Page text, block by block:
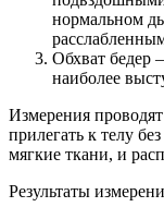
нормальном
Обхват бедер
наиболее
Измерения
прилегать к телу
мягкие ткани, и
Результаты